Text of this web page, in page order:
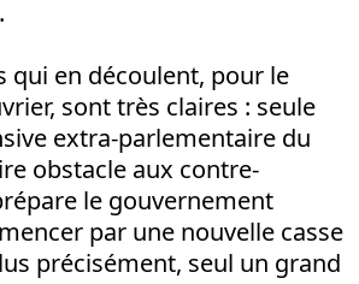
qui en découlent, pour le
sont très claires : seule
extra-parlementaire du
obstacle aux contre-
le gouvernement
par une nouvelle casse
précisément, seul un grand